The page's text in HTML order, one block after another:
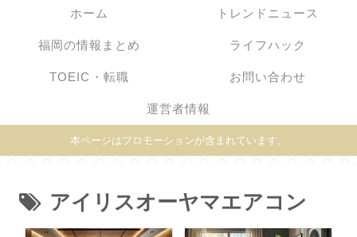
ホーム トレンドニュース
福岡の情報まとめ ライフハック
TOEIC・転職 お問い合わせ
運営者情報
本ページはプロモーションが含まれています。
アイリスオーヤマエアコン